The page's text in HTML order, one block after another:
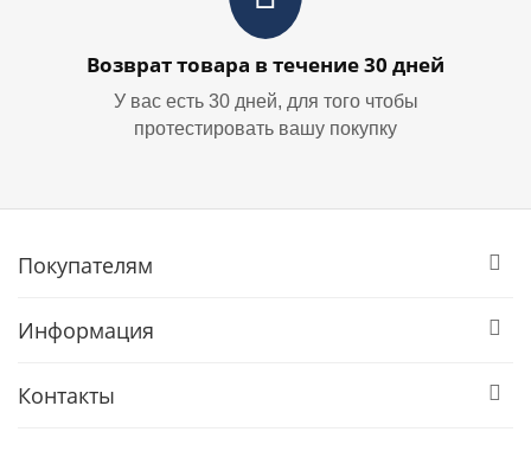
Возврат товара в течение 30 дней
У вас есть 30 дней, для того чтобы
протестировать вашу покупку
Покупателям
Информация
Контакты